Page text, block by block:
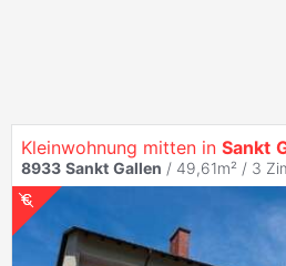
Kleinwohnung mitten in Sankt
8933 Sankt Gallen / 49,61m² / 3